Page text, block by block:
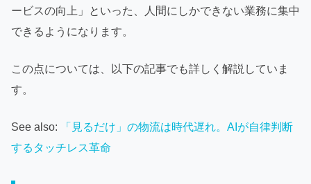
ービスの向上」といった、人間にしかできない業務に集中
できるようになります。
この点については、以下の記事でも詳しく解説していま
す。
See also:
「見るだけ」の物流は時代遅れ。AIが自律判断
するタッチレス革命